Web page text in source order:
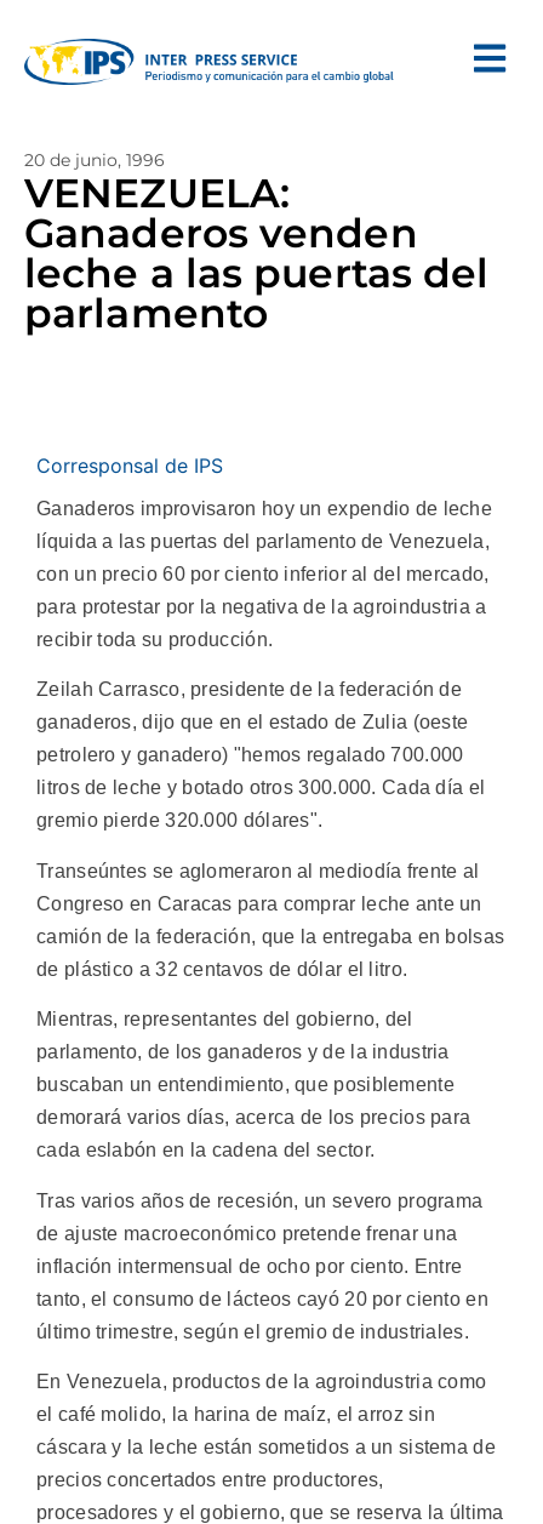
20 de junio, 1996
VENEZUELA:
Ganaderos venden
leche a las puertas del
parlamento
Corresponsal de IPS
Ganaderos improvisaron hoy un expendio de leche
líquida a las puertas del parlamento de Venezuela,
con un precio 60 por ciento inferior al del mercado,
para protestar por la negativa de la agroindustria a
recibir toda su producción.
Zeilah Carrasco, presidente de la federación de
ganaderos, dijo que en el estado de Zulia (oeste
petrolero y ganadero) "hemos regalado 700.000
litros de leche y botado otros 300.000. Cada día el
gremio pierde 320.000 dólares".
Transeúntes se aglomeraron al mediodía frente al
Congreso en Caracas para comprar leche ante un
camión de la federación, que la entregaba en bolsas
de plástico a 32 centavos de dólar el litro.
Mientras, representantes del gobierno, del
parlamento, de los ganaderos y de la industria
buscaban un entendimiento, que posiblemente
demorará varios días, acerca de los precios para
cada eslabón en la cadena del sector.
Tras varios años de recesión, un severo programa
de ajuste macroeconómico pretende frenar una
inflación intermensual de ocho por ciento. Entre
tanto, el consumo de lácteos cayó 20 por ciento en
último trimestre, según el gremio de industriales.
En Venezuela, productos de la agroindustria como
el café molido, la harina de maíz, el arroz sin
cáscara y la leche están sometidos a un sistema de
precios concertados entre productores,
procesadores y el gobierno, que se reserva la última